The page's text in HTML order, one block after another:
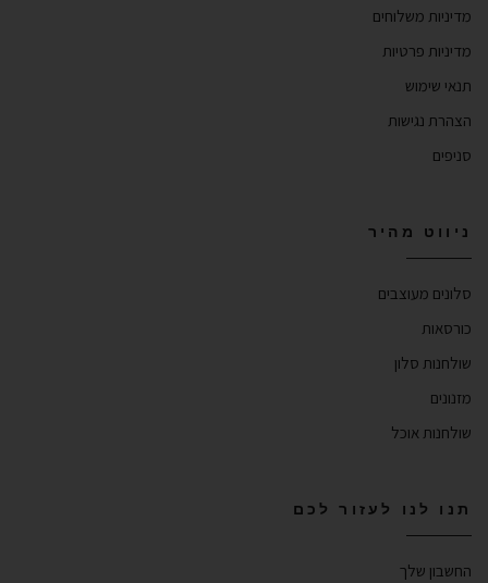
מדיניות משלוחים
מדיניות פרטיות
תנאי שימוש
הצהרת נגישות
סניפים
ניווט מהיר
סלונים מעוצבים
כורסאות
שולחנות סלון
מזנונים
שולחנות אוכל
תנו לנו לעזור לכם
החשבון שלך